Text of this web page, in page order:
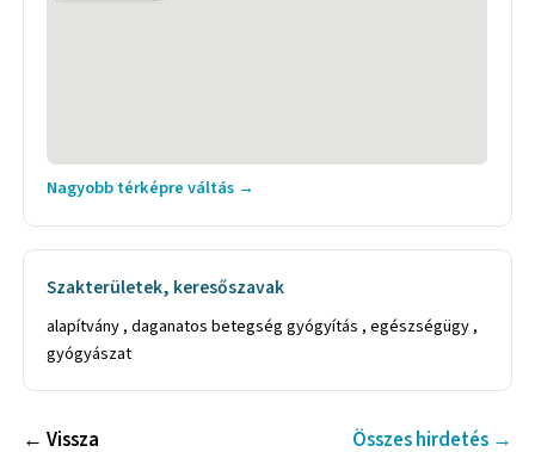
Nagyobb térképre váltás →
Szakterületek, keresőszavak
alapítvány , daganatos betegség gyógyítás , egészségügy ,
gyógyászat
← Vissza Összes hirdetés →